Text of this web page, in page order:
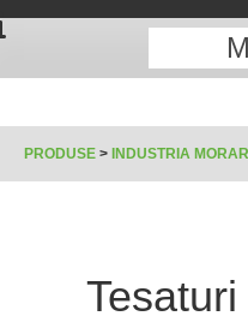
PRODUSE > INDUSTRIA